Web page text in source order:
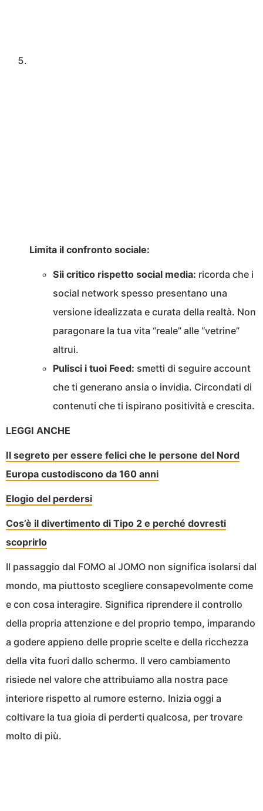
Limita il confronto sociale:
Sii critico rispetto social media: ricorda che i
social network spesso presentano una
versione idealizzata e curata della realtà. Non
paragonare la tua vita “reale” alle “vetrine”
altrui.
Pulisci i tuoi Feed: smetti di seguire account
che ti generano ansia o invidia. Circondati di
contenuti che ti ispirano positività e crescita.
LEGGI ANCHE
Il segreto per essere felici che le persone del Nord
Europa custodiscono da 160 anni
Elogio del perdersi
Cos’è il divertimento di Tipo 2 e perché dovresti
scoprirlo
Il passaggio dal FOMO al JOMO non significa isolarsi dal
mondo, ma piuttosto scegliere consapevolmente come
e con cosa interagire. Significa riprendere il controllo
della propria attenzione e del proprio tempo, imparando
a godere appieno delle proprie scelte e della ricchezza
della vita fuori dallo schermo. Il vero cambiamento
risiede nel valore che attribuiamo alla nostra pace
interiore rispetto al rumore esterno. Inizia oggi a
coltivare la tua gioia di perderti qualcosa, per trovare
molto di più.